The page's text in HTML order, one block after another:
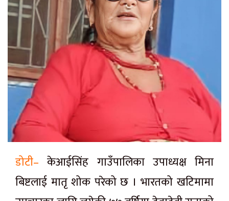
डोटी– केआईसिंह गाउँपालिका उपाध्यक्ष मिना
बिष्टलाई मातृ शोक परेको छ । भारतको खटिमामा